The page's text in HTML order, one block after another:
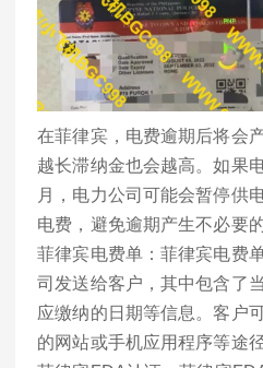
在菲律宾，电费逾期后将会
越长滞纳金也会越高。如果
月，电力公司可能会暂停供
电费，避免逾期产生不必要
菲律宾电费单：菲律宾电费
司发送给客户，其中包含了
应缴纳的日期等信息。客户
的网站或手机应用程序等途